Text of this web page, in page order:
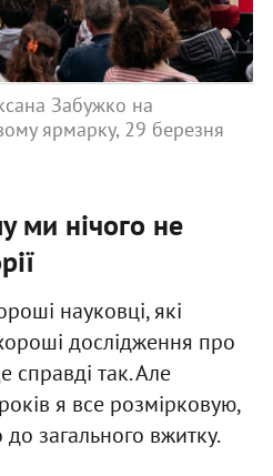
Забужко на
ярмарку, 29 березня
ми нічого не
науковці, які
дослідження про
справді так. Але
я все розмірковую,
загального вжитку.